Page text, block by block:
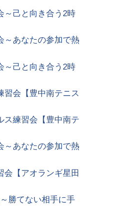
～己と向き合う2時
～あなたの参加で熱
～己と向き合う2時
会【豊中南テニス
ス練習会【豊中南テ
～あなたの参加で熱
【アオランギ星田
勝てない相手に手